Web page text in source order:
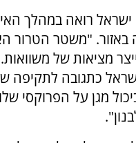
רואה במהלך
באזור. "משטר הטרור
מציאות של
כתגובה לתקיפה
מגן על הפרוקסי